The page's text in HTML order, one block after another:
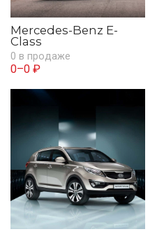
Mercedes-Benz E-
Class
0 в продаже
0–0 ₽